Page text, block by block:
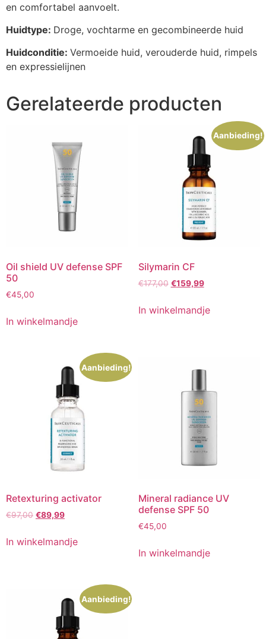
en comfortabel aanvoelt.
Huidtype: Droge, vochtarme en gecombineerde huid
Huidconditie: Vermoeide huid, verouderde huid, rimpels
en expressielijnen
Gerelateerde producten
Oil shield UV defense SPF
50
€45,00
In winkelmandje
Aanbieding!
Silymarin CF
€177,00 Oorspronkelijke
was:
€177,00.
€159,99Huidige
is:
€159,99.
In winkelmandje
Aanbieding!
Retexturing activator
€97,00 Oorspronkelijke
was:
€89,99Huidige
is:
€89,99.
In winkelmandje
Mineral radiance UV
defense SPF 50
€45,00
In winkelmandje
Aanbieding!